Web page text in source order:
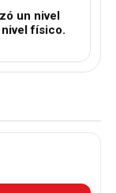
un nivel
físico.